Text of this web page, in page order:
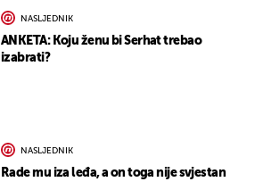
NASLJEDNIK
ANKETA: Koju ženu bi Serhat trebao
izabrati?
NASLJEDNIK
Rade mu iza leđa, a on toga nije svjestan